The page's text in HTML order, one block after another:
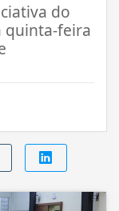
do
quinta-feira